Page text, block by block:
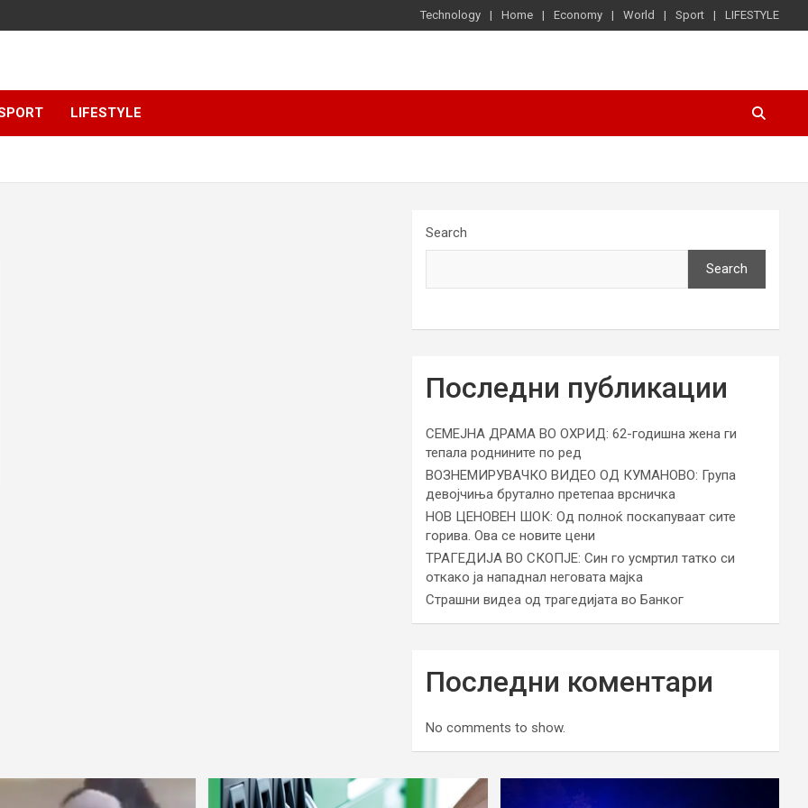
Technology Home Economy World Sport LIFESTYLE
LIFESTYLE
Search
Search
Последни публикации
СЕМЕЈНА ДРАМА ВО ОХРИД: 62-годишна жена ги
тепала роднините по ред
ВОЗНЕМИРУВАЧКО ВИДЕО ОД КУМАНОВО: Група
девојчиња брутално претепаа врсничка
НОВ ЦЕНОВЕН ШОК: Од полноќ поскапуваат сите
горива. Ова се новите цени
ТРАГЕДИЈА ВО СКОПЈЕ: Син го усмртил татко си
откако ја нападнал неговата мајка
Страшни видеа од трагедијата во Банког
Последни коментари
No comments to show.